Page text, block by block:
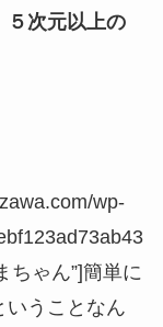
５次元以上の
wp-
ちゃん”]簡単に
いうことなん